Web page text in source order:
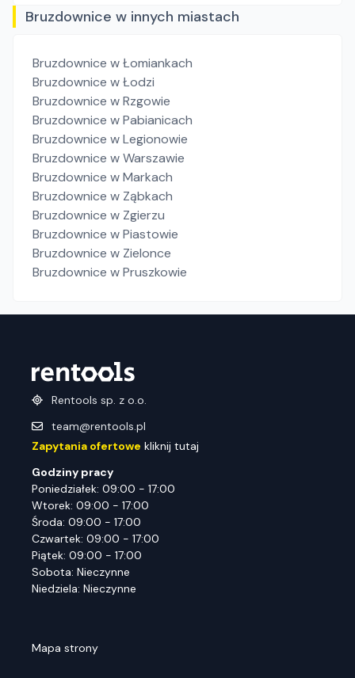
Bruzdownice w innych miastach
Bruzdownice w Łomiankach
Bruzdownice w Łodzi
Bruzdownice w Rzgowie
Bruzdownice w Pabianicach
Bruzdownice w Legionowie
Bruzdownice w Warszawie
Bruzdownice w Markach
Bruzdownice w Ząbkach
Bruzdownice w Zgierzu
Bruzdownice w Piastowie
Bruzdownice w Zielonce
Bruzdownice w Pruszkowie
Rentools sp. z o.o.
team@rentools.pl
Zapytania ofertowe kliknij tutaj
Godziny pracy
Poniedziałek: 09:00 - 17:00
Wtorek: 09:00 - 17:00
Środa: 09:00 - 17:00
Czwartek: 09:00 - 17:00
Piątek: 09:00 - 17:00
Sobota: Nieczynne
Niedziela: Nieczynne
Mapa strony